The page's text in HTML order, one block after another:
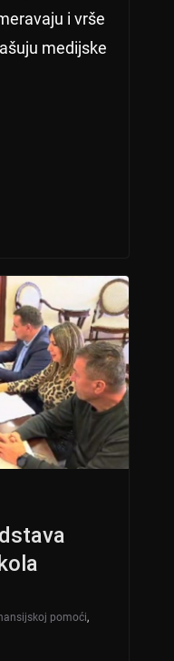
i vrše
medijske
pomoći,